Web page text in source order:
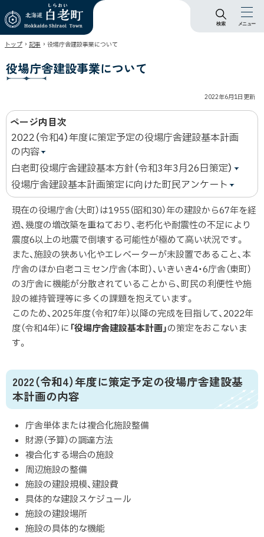
北海道 白老町
Hokkaido Shiraoi
Town
メニュー
検索
トップ › 記事 › 役場庁舎建設事業について
役場庁舎建設事業について
2022年6月1日 更新
ページ内目次
2022（令和4）年度に策定予定の役場庁舎建設基本計画
の内容
白老町役場庁舎建設基本方針（令和3年3月26日策定）
役場庁舎建設基本計画策定に向けた町民アンケート
現在の役場庁舎（大町）は1955（昭和30）年の建設から67年を経
過、幾度の増改築を重ねており、老朽化や耐震性の不足により
震度6以上の地震で倒壊する可能性が極めて高い状況です。
また、施設の狭あい化やエレベーターが未設置であること、本
庁舎のほか白老コミセン庁舎（本町）、いきいき4・6庁舎（東町）
の3庁舎に機能が分散されていることから、町民の利便性や施
設の維持管理等に多くの課題を抱えています。
このため、2025年度（令和7年）以降の完成を目指して、2022年
度（令和4年）に 「役場庁舎建設基本計画」の策定をおこないま
す。
2022（令和4）年度に策定予定の役場庁舎建設基
本計画の内容
庁舎単体または複合化施設整備
財源（予算）の調達方法
複合化する場合の施設
周辺施設の整備
施設の建設規模、建設費
具体的な建設スケジュール
施設の建設場所
施設の具体的な機能